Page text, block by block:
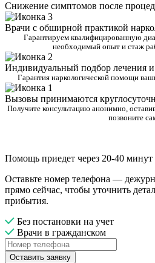
Снижение симптомов после
Врачи с обширной практикой
Гарантируем квалифицированную
необходимый опыт и стаж
Индивидуальный подбор лечения
Гарантия наркологической помощи
Вызовы принимаются
Получите консультацию анонимно,
позвоните
Помощь приедет через 20-40 минут
Оставьте номер телефона —
прямо сейчас, чтобы уточнить
прибытия.
Без постановки на учет
Врачи в гражданском
Оставить заявку